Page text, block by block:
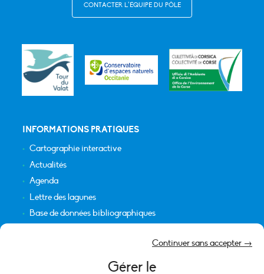
Gérer le
Continuer sans accepter →
CONTACTER L’ÉQUIPE DU PÔLE
INFORMATIONS PRATIQUES
Cartographie interactive
Actualités
Agenda
Lettre des lagunes
Base de données bibliographiques